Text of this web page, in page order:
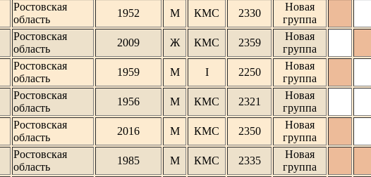
Ростовская
область
1952 М КМС 2330
Новая
группа
Ростовская
область
2009 Ж КМС 2359
Новая
группа
Ростовская
область
1959 М I 2250
Новая
группа
Ростовская
область
1956 М КМС 2321
Новая
группа
Ростовская
область
2016 М КМС 2350
Новая
группа
Ростовская
область
1985 М КМС 2335
Новая
группа